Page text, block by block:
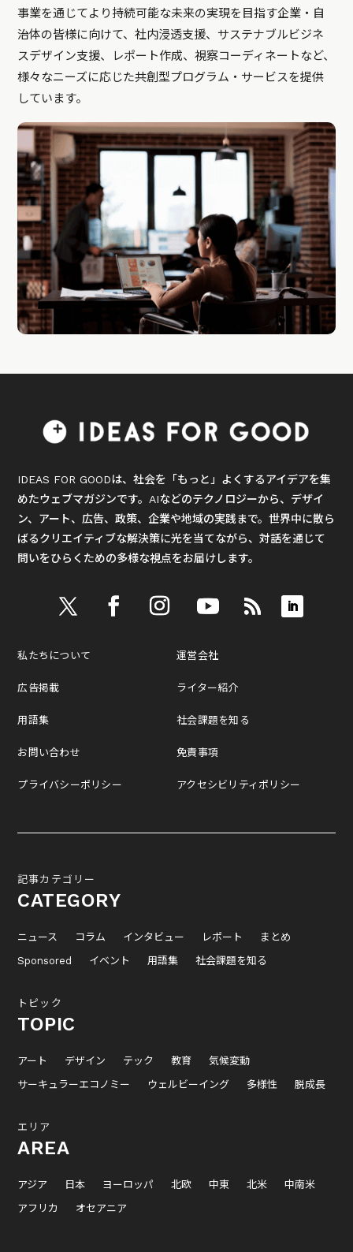
事業を通じてより持続可能な未来の実現を目指す企業・自
治体の皆様に向けて、社内浸透支援、サステナブルビジネ
スデザイン支援、レポート作成、視察コーディネートなど、
様々なニーズに応じた共創型プログラム・サービスを提供
しています。
IDEAS FOR GOODは、社会を「もっと」よくするアイデアを集
めたウェブマガジンです。AIなどのテクノロジーから、デザイ
ン、アート、広告、政策、企業や地域の実践まで。世界中に散ら
ばるクリエイティブな解決策に光を当てながら、対話を通じて
問いをひらくための多様な視点をお届けします。
私たちについて
広告掲載
用語集
お問い合わせ
プライバシーポリシー
運営会社
ライター紹介
社会課題を知る
免責事項
アクセシビリティポリシー
記事カテゴリー
CATEGORY
ニュース コラム インタビュー レポート
まとめ
Sponsored
イベント 用語集 社会課題を知る
トピック
TOPIC
アート デザイン テック 教育
気候変動
サーキュラーエコノミー
ウェルビーイング 多様性 脱成長
エリア
AREA
アジア 日本 ヨーロッパ 北欧 中東 北米
中南米
アフリカ
オセアニア